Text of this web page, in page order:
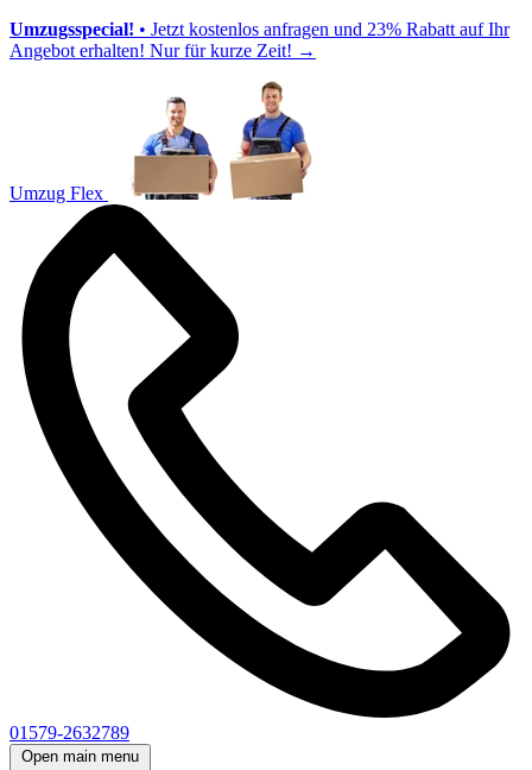
Umzugsspecial! • Jetzt kostenlos anfragen und 23% Rabatt auf Ihr
Angebot erhalten! Nur für kurze Zeit! →
Umzug Flex
01579-2632789
Open main menu